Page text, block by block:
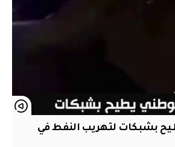
بشبكات لتهريب النفط في